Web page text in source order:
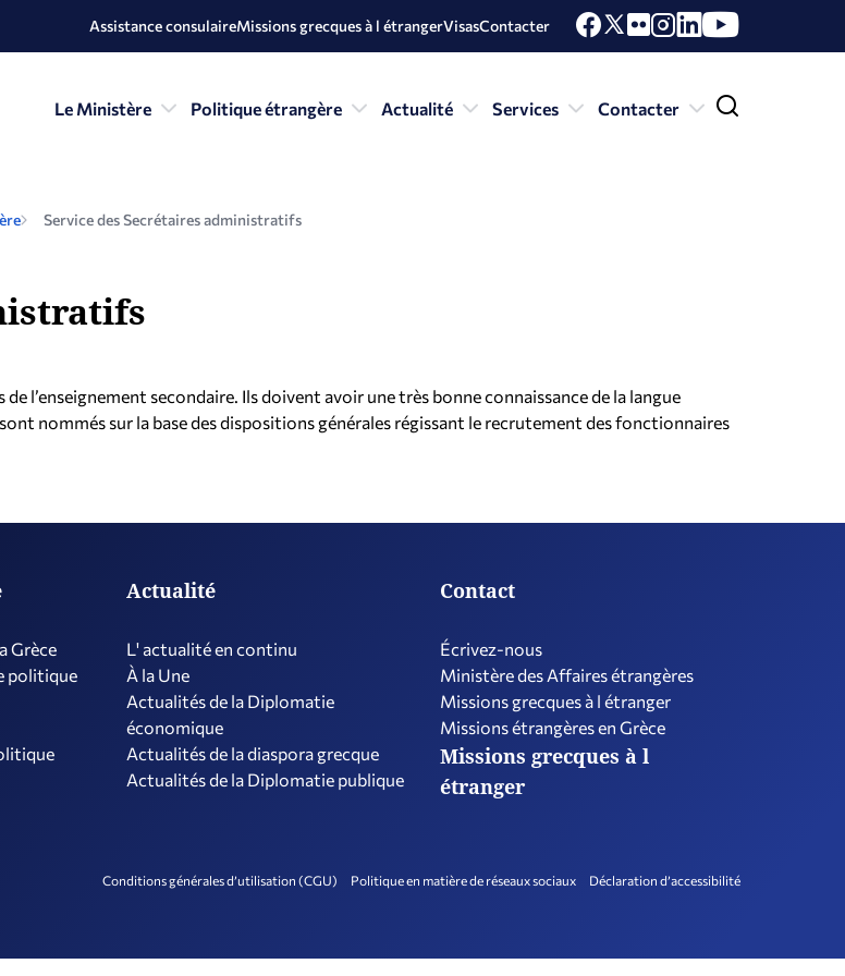
Assistance consulaireMissions grecques à l étrangerVisasContacter
Le Ministère Politique étrangère Actualité Services Contacter
Service des Secrétaires administratifs
l’enseignement secondaire. Ils doivent avoir une très bonne connaissance de la langue
nommés sur la base des dispositions générales régissant le recrutement des fonctionnaires
Grèce
politique
Actualité
L' actualité en continu
À la Une
Actualités de la Diplomatie
économique
Actualités de la diaspora grecque
Actualités de la Diplomatie publique
Contact
Écrivez-nous
Ministère des Affaires étrangères
Missions grecques à l étranger
Missions étrangères en Grèce
Missions grecques à l
étranger
Conditions générales d’utilisation (CGU) Politique en matière de réseaux sociaux Déclaration d’accessibilité